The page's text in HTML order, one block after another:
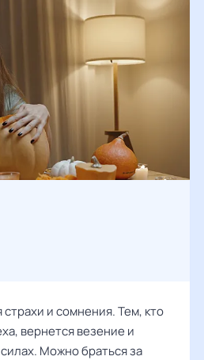
и сомнения. Тем, кто
вернется везение и
Можно браться за